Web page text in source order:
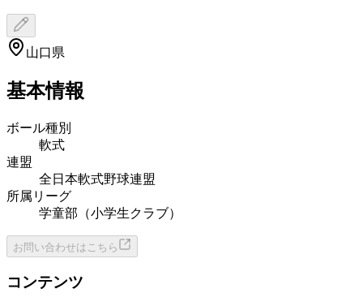
山口県
基本情報
ボール種別
軟式
連盟
全日本軟式野球連盟
所属リーグ
学童部（小学生クラブ）
お問い合わせはこちら
コンテンツ